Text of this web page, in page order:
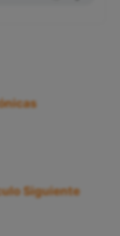
Siguiente